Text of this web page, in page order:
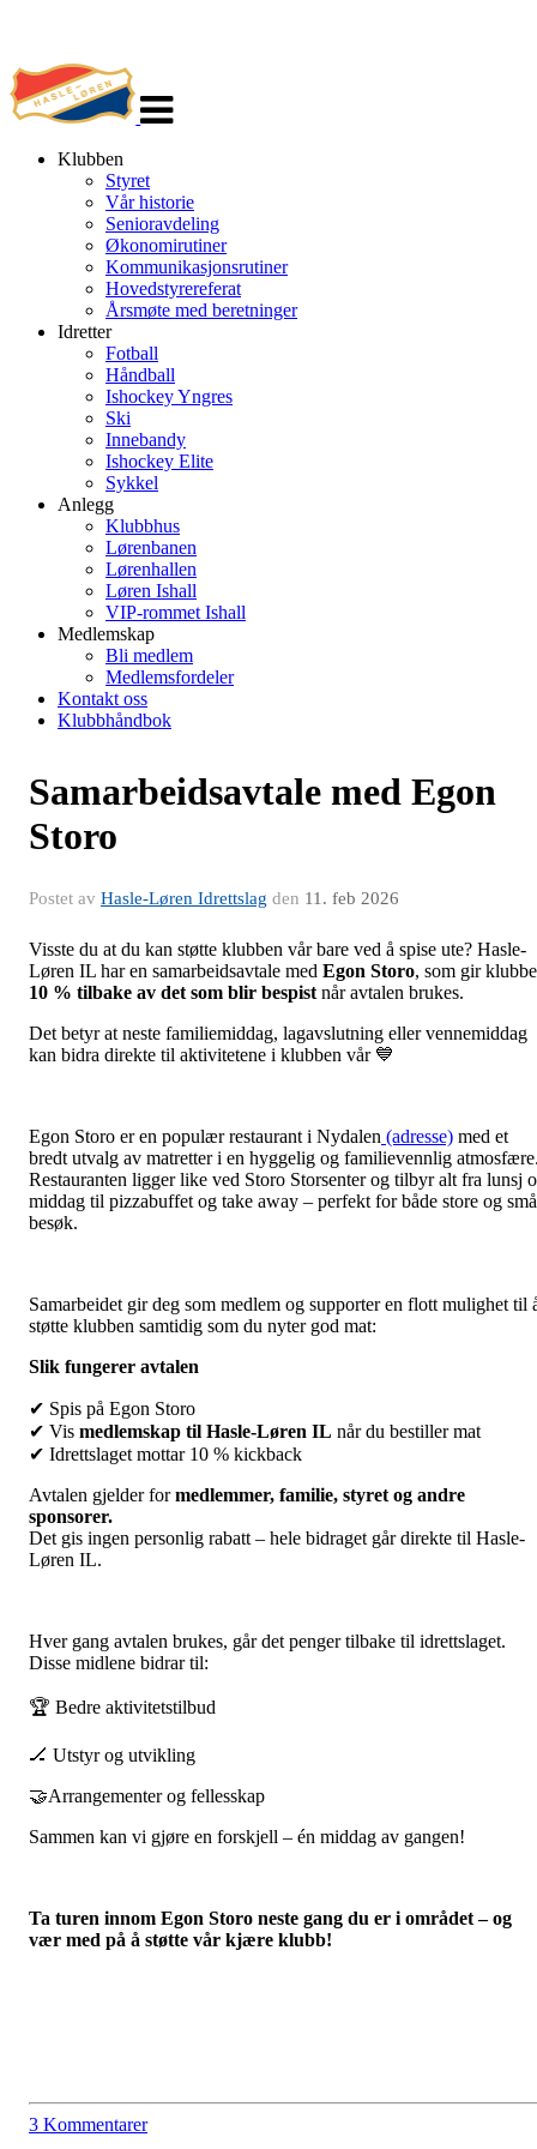
navigasjon
Klubben
Styret
Vår historie
Senioravdeling
Økonomirutiner
Kommunikasjonsrutiner
Hovedstyrereferat
Årsmøte med beretninger
Idretter
Fotball
Håndball
Ishockey Yngres
Ski
Innebandy
Ishockey Elite
Sykkel
Anlegg
Klubbhus
Lørenbanen
Lørenhallen
Løren Ishall
VIP-rommet Ishall
Medlemskap
Bli medlem
Medlemsfordeler
Kontakt oss
Klubbhåndbok
Samarbeidsavtale med Egon
Storo
Postet av Hasle-Løren Idrettslag den 11. feb 2026
Visste du at du kan støtte klubben vår bare ved å spise ute? Hasle-
Løren IL har en samarbeidsavtale med Egon Storo, som gir
10 % tilbake av det som blir bespist når avtalen brukes.
Det betyr at neste familiemiddag, lagavslutning eller vennemiddag
kan bidra direkte til aktivitetene i klubben vår 💙
Egon Storo er en populær restaurant i Nydalen (adresse) med et
bredt utvalg av matretter i en hyggelig og familievennlig
Restauranten ligger like ved Storo Storsenter og tilbyr alt fra lunsj
middag til pizzabuffet og take away – perfekt for både store og små
besøk.
Samarbeidet gir deg som medlem og supporter en flott mulighet til
støtte klubben samtidig som du nyter god mat:
Slik fungerer avtalen
✔ Spis på Egon Storo
✔ Vis medlemskap til Hasle-Løren IL når du bestiller mat
✔ Idrettslaget mottar 10 % kickback
Avtalen gjelder formedlemmer, familie, styret og andre
sponsorer.
Det gis ingen personlig rabatt – hele bidraget går direkte til Hasle-
Løren IL.
Hver gang avtalen brukes, går det penger tilbake til idrettslaget.
Disse midlene bidrar til:
🏆 Bedre aktivitetstilbud
🏒 Utstyr og utvikling
🤝Arrangementer og fellesskap
Sammen kan vi gjøre en forskjell – én middag av gangen!
Ta turen innom Egon Storo neste gang du er i området – og
vær med på å støtte vår kjære klubb!
3 Kommentarer